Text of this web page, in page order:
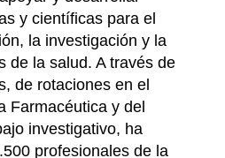
y científicas para el
la investigación y la
de la salud. A través de
de rotaciones en el
Farmacéutica y del
investigativo, ha
profesionales de la